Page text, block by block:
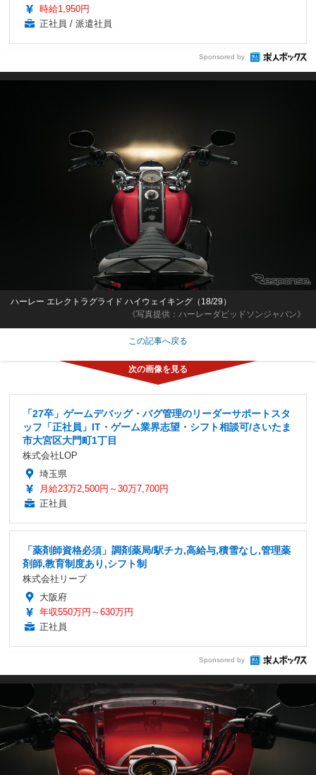
時給1,950円
正社員 / 派遣社員
Sponsored by
《写真提供：ハーレーダビッドソンジャパン》
ハーレー エレクトラグライド ハイウェイキング（18/29）
この記事へ戻る
「27卒」ゲームデバッグ・バグ管理のリーダーサポートスタ
ッフ「正社員」IT・ゲーム業界志望・シフト相談可/さいたま
市大宮区大門町1丁目
株式会社LOP
埼玉県
月給23万2,500円～30万7,700円
正社員
「薬剤師資格必須」調剤薬局/駅チカ,高給与,積雪なし,管理薬
剤師,教育制度あり,シフト制
株式会社リープ
大阪府
年収550万円～630万円
正社員
Sponsored by